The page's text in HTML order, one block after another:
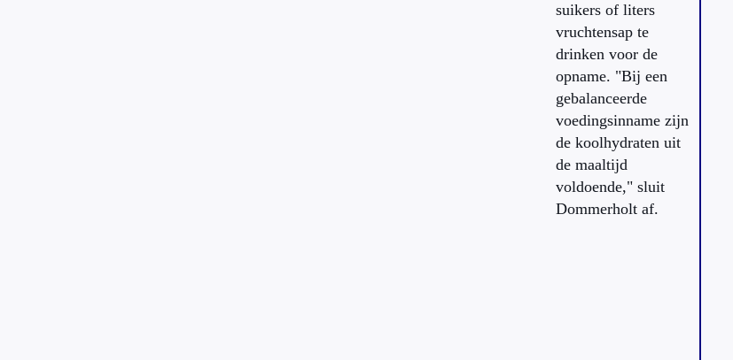
suikers of liters
vruchtensap te
drinken voor de
opname. "Bij een
gebalanceerde
voedingsinname zijn
de koolhydraten uit
de maaltijd
voldoende," sluit
Dommerholt af.